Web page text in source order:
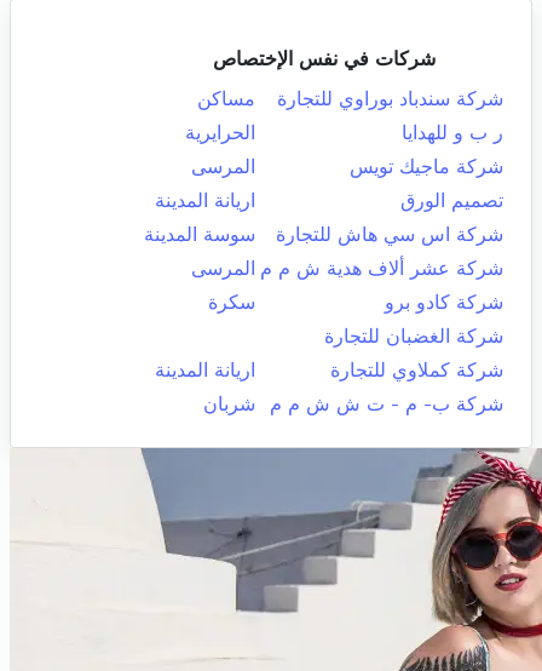
شركات في نفس الإختصاص
شركة سندباد بوراوي للتجارة
مساكن
ر ب و للهدايا
الحرايرية
شركة ماجيك تويس
المرسى
تصميم الورق
اريانة المدينة
شركة اس سي هاش للتجارة
سوسة المدينة
شركة عشر ألاف هدية ش م م المرسى
شركة كادو برو
سكرة
شركة الغضبان للتجارة
شركة كملاوي للتجارة
اريانة المدينة
شركة ب- م - ت ش ش م م
شربان